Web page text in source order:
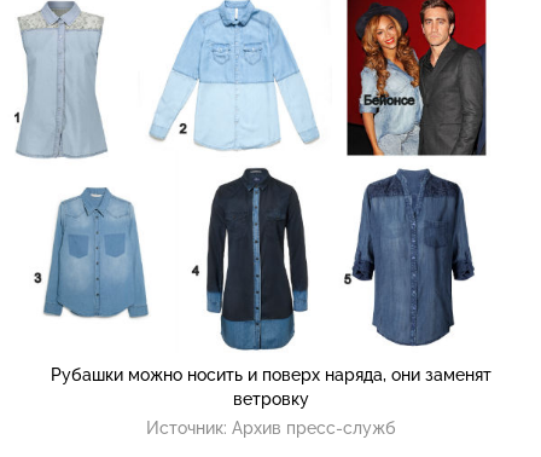
Рубашки можно носить и поверх наряда, они заменят
ветровку
Источник: Архив пресс-служб